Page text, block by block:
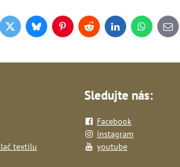
TwitterBlueskyPinterestRedditLinkedInWhatsApp
E-
mail
textilu
Sledujte nás:
Facebook
instagram
youtube